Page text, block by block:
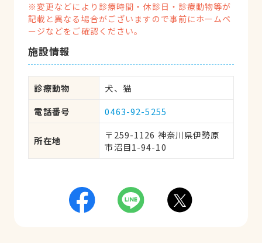
※変更などにより診療時間・休診日・診療動物等が
記載と異なる場合がございますので事前にホームペ
ージなどをご確認ください。
施設情報
診療動物
犬、猫
電話番号
0463-92-5255
所在地
〒259-1126 神奈川県伊勢原
市沼目1-94-10